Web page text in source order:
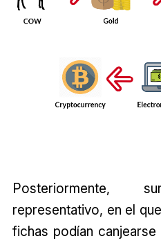
Posteriormente,
representativo, en el
fichas podían